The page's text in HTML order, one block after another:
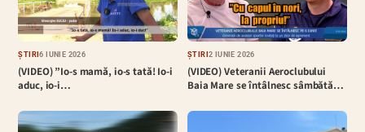
ȘTIRI6 IUNIE 2026
(VIDEO) ”Io-s mamă, io-s tată! Io-i
aduc, io-i…
ȘTIRI2 IUNIE 2026
(VIDEO) Veteranii Aeroclubului
Baia Mare se întâlnesc sâmbătă…